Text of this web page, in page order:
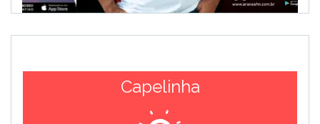
Capelinha